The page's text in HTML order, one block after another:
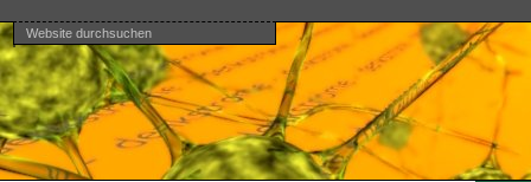
Direkt
zum
Inhalt
|
Direkt
zur
Navigation
Benutzerspezifische
Werkzeuge
Website durchsuchen
Erweiterte
Suche…
Bereiche